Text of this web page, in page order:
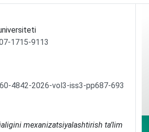
1715-9113
4842-2026-vol3-iss3-pp687-693
mexanizatsiyalashtirish ta’lim